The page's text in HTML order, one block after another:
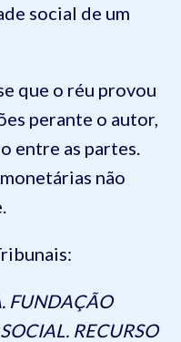
social de um
que o réu provou
perante o autor,
entre as partes.
não
FUNDAÇÃO
RECURSO